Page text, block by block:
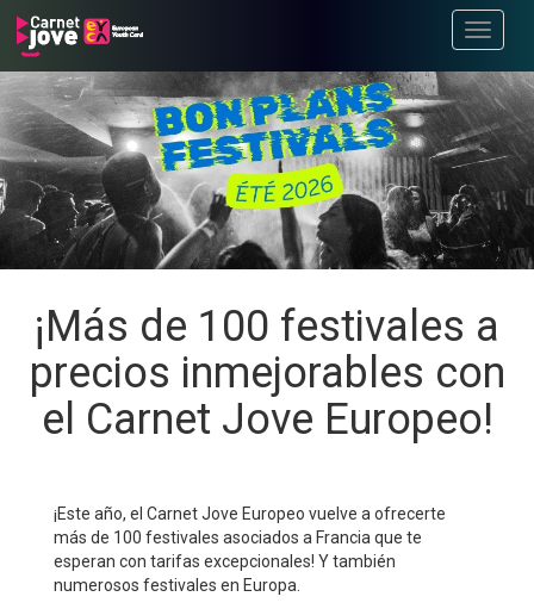
Toggle
¡Más de 100 festivales a
precios inmejorables con
el Carnet Jove Europeo!
¡Este año, el Carnet Jove Europeo vuelve a ofrecerte
más de 100 festivales asociados a Francia que te
esperan con tarifas excepcionales! Y también
numerosos festivales en Europa.